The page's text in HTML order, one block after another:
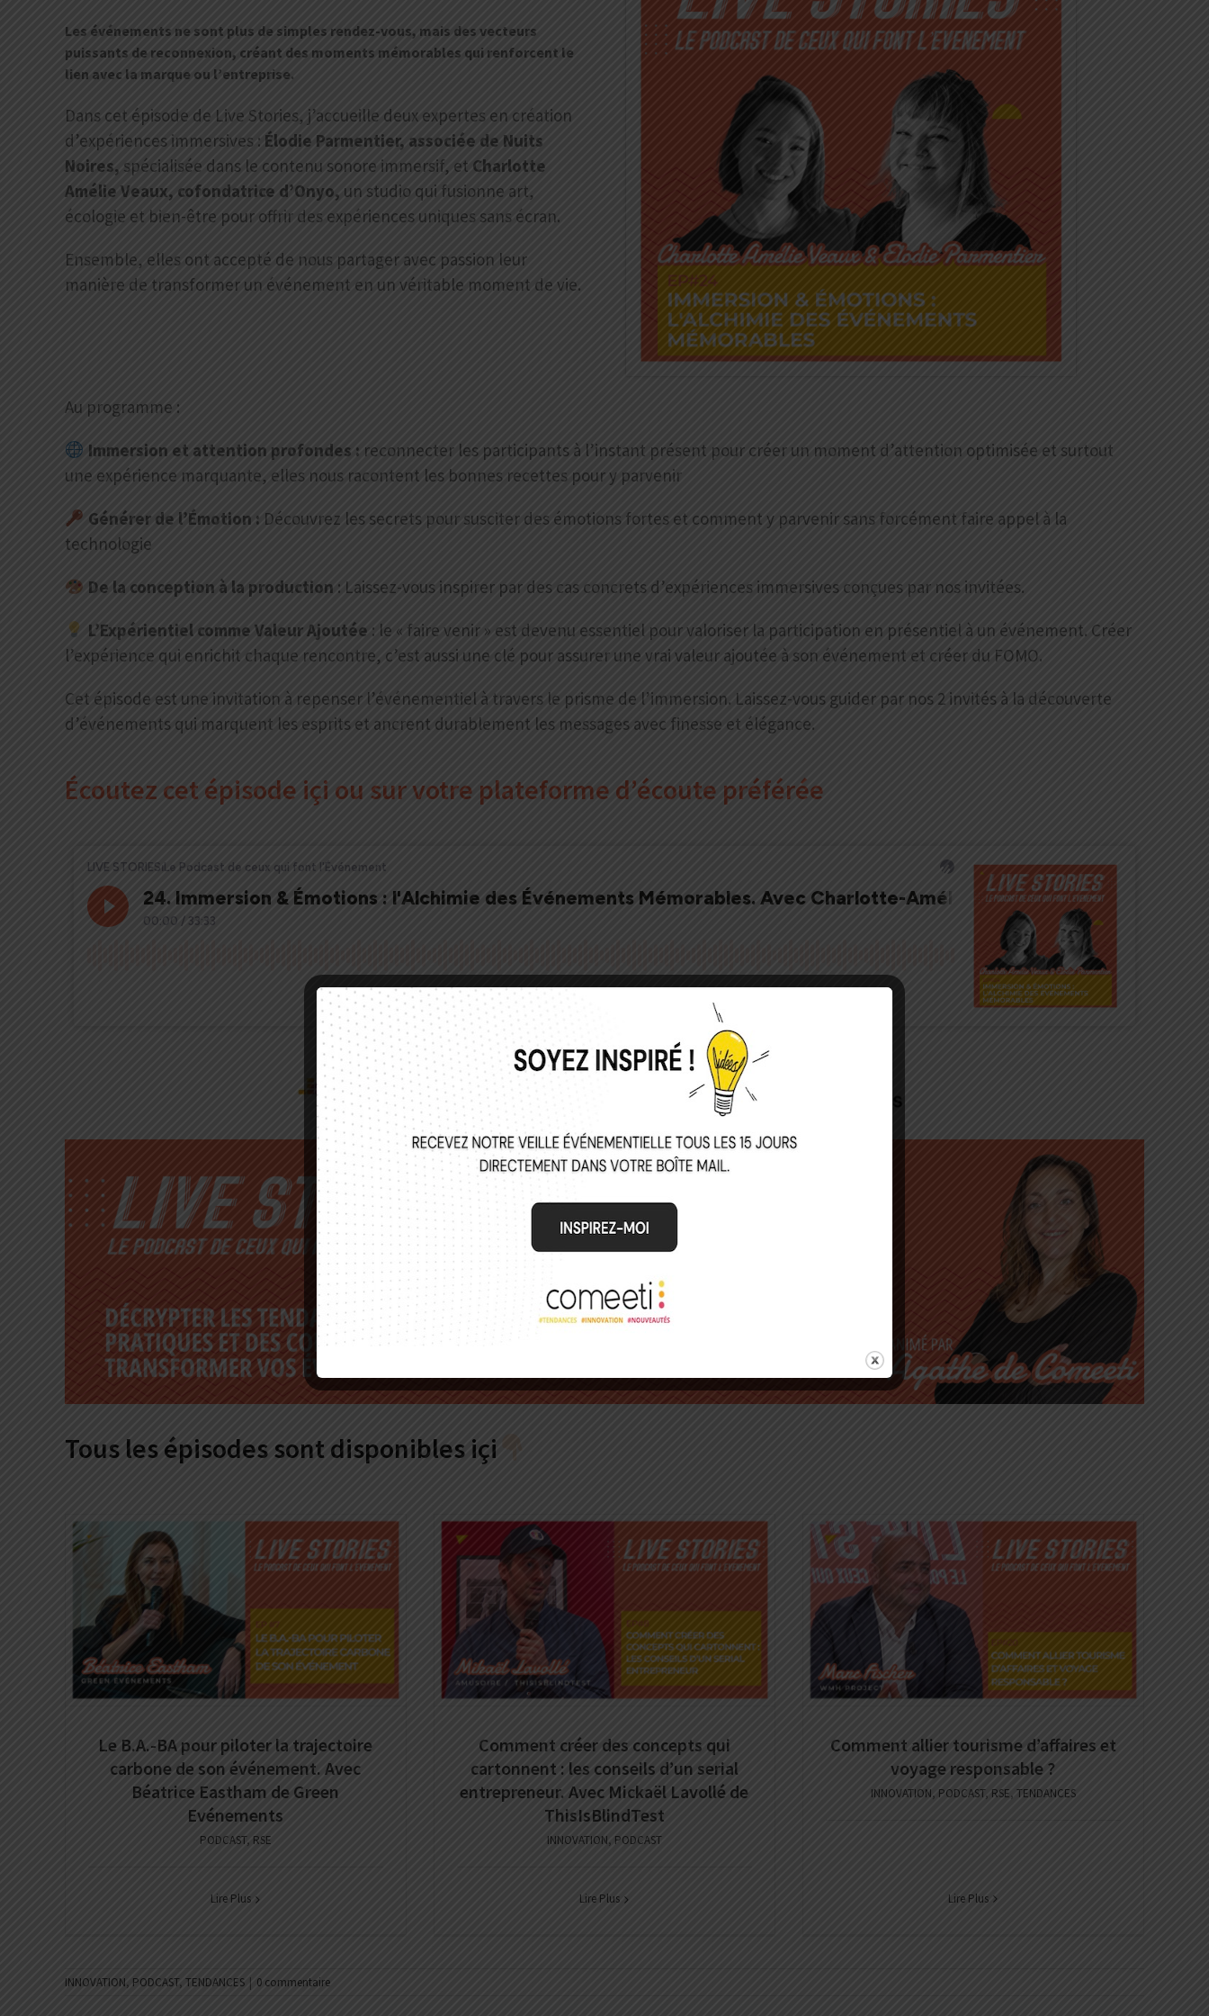
Les événements ne sont plus de simples rendez-vous, mais des vecteurs
puissants de reconnexion, créant des moments mémorables qui renforcent le
lien avec la marque ou l’entreprise.
Dans cet épisode de Live Stories, j’accueille deux expertes en création
d’expériences immersives : Élodie Parmentier, associée de Nuits
Noires, spécialisée dans le contenu sonore immersif, et Charlotte
Amélie Veaux, cofondatrice d’Onyo, un studio qui fusionne art,
écologie et bien-être pour offrir des expériences uniques sans écran.
Ensemble, elles ont accepté de nous partager avec passion leur
manière de transformer un événement en un véritable moment de vie.
Au programme :
Immersion et attention profondes : reconnecter les participants à l’instant présent pour créer un moment d’attention optimisée et surtout
une expérience marquante, elles nous racontent les bonnes recettes pour y parvenir
Générer de l’Émotion : Découvrez les secrets pour susciter des émotions fortes et comment y parvenir sans forcément faire appel à la
technologie
De la conception à la production : Laissez-vous inspirer par des cas concrets d’expériences immersives conçues par nos invitées.
L’Expérientiel comme Valeur Ajoutée : le « faire venir » est devenu essentiel pour valoriser la participation en présentiel à un événement. Créer
l’expérience qui enrichit chaque rencontre, c’est aussi une clé pour assurer une vrai valeur ajoutée à son événement et créer du FOMO.
Cet épisode est une invitation à repenser l’événementiel à travers le prisme de l’immersion. Laissez-vous guider par nos 2 invités à la découverte
d’événements qui marquent les esprits et ancrent durablement les messages avec finesse et élégance.
Écoutez cet épisode içi ou sur votre plateforme d’écoute préférée
Tous les épisodes sont disponibles içi
Le B.A.-BA pour piloter la trajectoire
carbone de son événement. Avec
Béatrice Eastham de Green
Evénements
PODCAST, RSE
Lire Plus
Comment créer des concepts qui
cartonnent : les conseils d’un serial
entrepreneur. Avec Mickaël Lavollé de
ThisIsBlindTest
INNOVATION, PODCAST
Lire Plus
Comment allier tourisme d’affaires et
voyage responsable ?
INNOVATION, PODCAST, RSE, TENDANCES
Lire Plus
INNOVATION, PODCAST, TENDANCES | 0 commentaire